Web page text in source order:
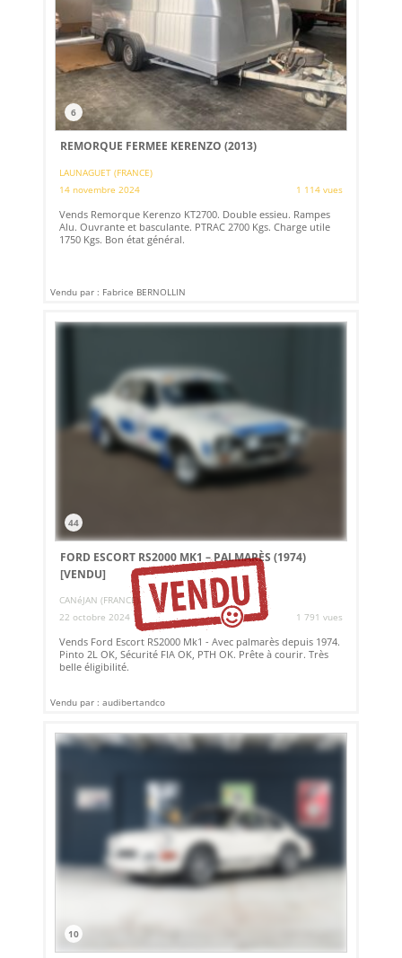
6
REMORQUE FERMEE KERENZO (2013)
LAUNAGUET (FRANCE)
14 novembre 2024
1 114 vues
Vends Remorque Kerenzo KT2700. Double essieu. Rampes
Alu. Ouvrante et basculante. PTRAC 2700 Kgs. Charge utile
1750 Kgs. Bon état général.
Vendu par : Fabrice BERNOLLIN
44
FORD ESCORT RS2000 MK1 – PALMARÈS (1974)
[VENDU]
CANéJAN (FRANCE)
22 octobre 2024
1 791 vues
Vends Ford Escort RS2000 Mk1 - Avec palmarès depuis 1974.
Pinto 2L OK, Sécurité FIA OK, PTH OK. Prête à courir. Très
belle éligibilité.
Vendu par : audibertandco
10